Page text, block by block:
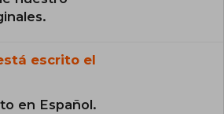
escrito el
en Español.